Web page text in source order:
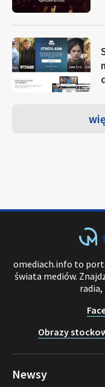
omediach.info to
świata mediów.
Obrazy
Newsy